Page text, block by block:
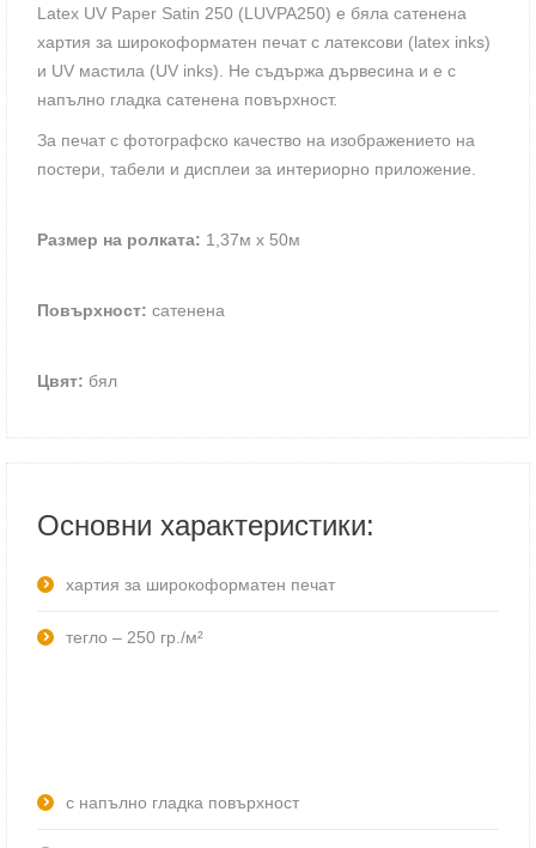
Latex UV Paper Satin 250 (LUVPA250) е бяла сатенена
хартия за широкоформатен печат с латексови (latex inks)
и UV мастила (UV inks). Не съдържа дървесина и е с
напълно гладка сатенена повърхност.
За печат с фотографско качество на изображението на
постери, табели и дисплеи за интериорно приложение.
Размер на ролката: 1,37м х 50м
Повърхност: сатенена
Цвят: бял
Основни характеристики:
хартия за широкоформатен печат
тегло – 250 гр./м²
с напълно гладка повърхност